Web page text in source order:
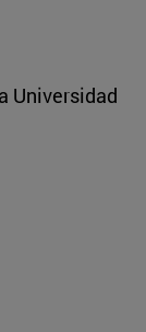
Universidad